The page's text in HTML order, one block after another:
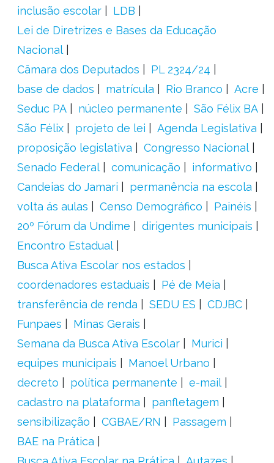
inclusão escolar
LDB
Lei de Diretrizes e Bases da Educação
Nacional
Câmara dos Deputados
PL 2324/24
base de dados
matrícula Rio Branco
Acre
Seduc PA
núcleo permanente
São Félix BA
São Félix
projeto de lei
Agenda Legislativa
proposição legislativa
Congresso Nacional
Senado Federal
comunicação
informativo
Candeias do Jamari
permanência na escola
volta ás aulas
Censo Demográfico
Painéis
20º Fórum da Undime
dirigentes municipais
Encontro Estadual
Busca Ativa Escolar nos estados
coordenadores estaduais
Pé de Meia
transferência de renda
SEDU ES
CDJBC
Funpaes
Minas Gerais
Semana da Busca Ativa Escolar
Murici
equipes municipais
Manoel Urbano
decreto
política permanente
e-mail
cadastro na plataforma
panfletagem
sensibilização
CGBAE/RN
Passagem
BAE na Prática